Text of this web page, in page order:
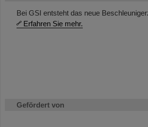
Bei GSI entsteht das neue
Erfahren Sie mehr.
Gefördert von